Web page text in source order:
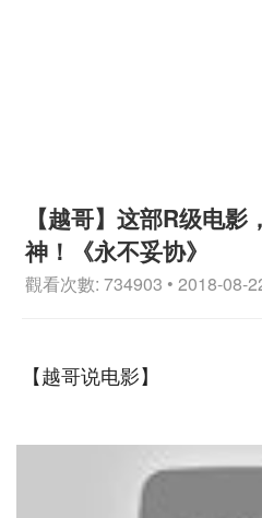
【越哥】这部R级电
神！《永不妥协》
觀看次數: 734903 • 2018-08-
【越哥说电影】